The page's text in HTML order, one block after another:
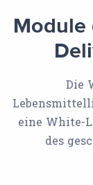
Module
Die
eine White-
des